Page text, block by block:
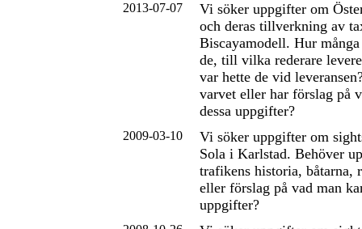
2013-07-07
Vi söker uppgifter om
och deras tillverkning av
Biscayamodell. Hur
de, till vilka rederare
var hette de vid
varvet eller har förslag på
dessa uppgifter?
2009-03-10
Vi söker uppgifter om
Sola i Karlstad. Behöver
trafikens historia, båtarna,
eller förslag på vad man
uppgifter?